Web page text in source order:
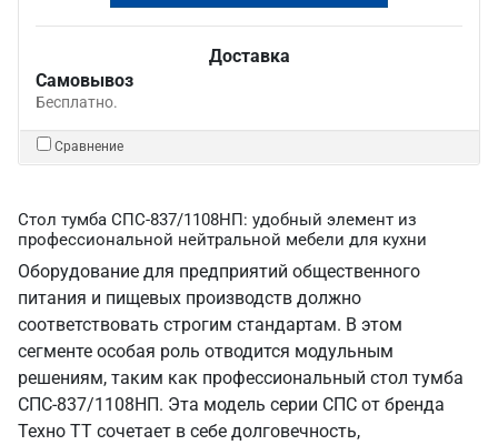
Доставка
Самовывоз
Бесплатно.
Сравнение
Стол тумба СПС-837/1108НП: удобный элемент из
профессиональной нейтральной мебели для кухни
Оборудование для предприятий общественного
питания и пищевых производств должно
соответствовать строгим стандартам. В этом
сегменте особая роль отводится модульным
решениям, таким как профессиональный стол тумба
СПС-837/1108НП. Эта модель серии СПС от бренда
Техно ТТ сочетает в себе долговечность,